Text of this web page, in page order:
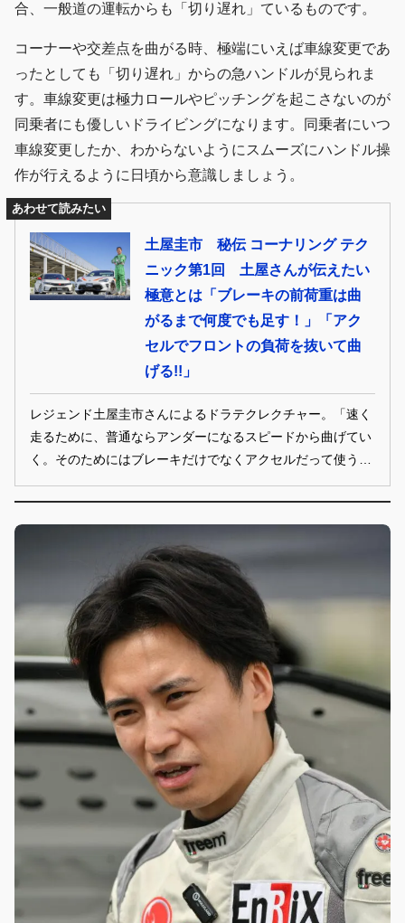
合、一般道の運転からも「切り遅れ」ているものです。
コーナーや交差点を曲がる時、極端にいえば車線変更であ
ったとしても「切り遅れ」からの急ハンドルが見られま
す。車線変更は極力ロールやピッチングを起こさないのが
同乗者にも優しいドライビングになります。同乗者にいつ
車線変更したか、わからないようにスムーズにハンドル操
作が行えるように日頃から意識しましょう。
あわせて読みたい
土屋圭市 秘伝 コーナリング テク
ニック第1回 土屋さんが伝えたい
極意とは「ブレーキの前荷重は曲
がるまで何度でも足す！」「アク
セルでフロントの負荷を抜いて曲
げる!!」
レジェンド土屋圭市さんによるドラテクレクチャー。「速く
走るために、普通ならアンダーになるスピードから曲げてい
く。そのためにはブレーキだけでなくアクセルだって使う」
という。ドリキンがここで伝えたい内容は、まさに秘伝のテ
クニックといえる。どういう話なのか、改めて土屋ドラテク
とは？ じっくり連載で解説していく。 本記事はレブスピー
ド2026年1月号からの抜粋です。 Photos/奥隅圭之 Text/藤